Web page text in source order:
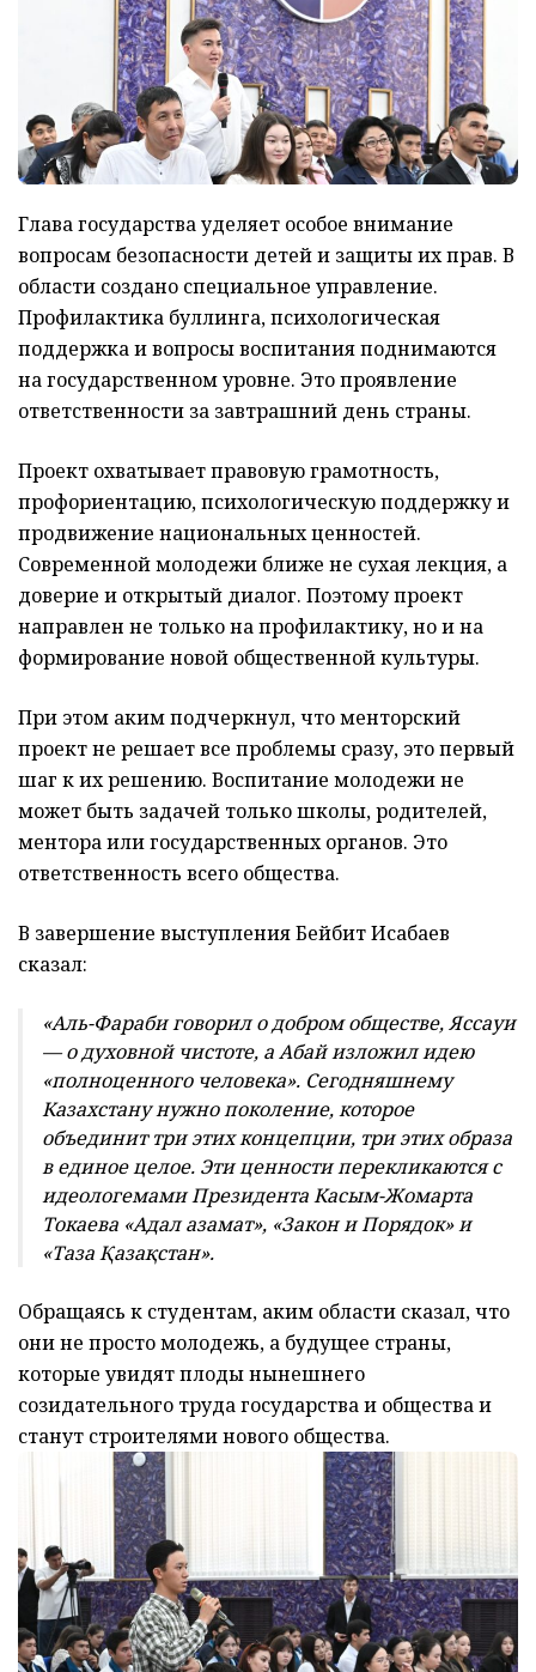
Глава государства уделяет особое внимание
вопросам безопасности детей и защиты их прав. В
области создано специальное управление.
Профилактика буллинга, психологическая
поддержка и вопросы воспитания поднимаются
на государственном уровне. Это проявление
ответственности за завтрашний день страны.
Проект охватывает правовую грамотность,
профориентацию, психологическую поддержку и
продвижение национальных ценностей.
Современной молодежи ближе не сухая лекция, а
доверие и открытый диалог. Поэтому проект
направлен не только на профилактику, но и на
формирование новой общественной культуры.
При этом аким подчеркнул, что менторский
проект не решает все проблемы сразу, это первый
шаг к их решению. Воспитание молодежи не
может быть задачей только школы, родителей,
ментора или государственных органов. Это
ответственность всего общества.
В завершение выступления Бейбит Исабаев
сказал:
«Аль-Фараби говорил о добром обществе, Яссауи
— о духовной чистоте, а Абай изложил идею
«полноценного человека». Сегодняшнему
Казахстану нужно поколение, которое
объединит три этих концепции, три этих образа
в единое целое. Эти ценности перекликаются с
идеологемами Президента Касым-Жомарта
Токаева «Адал азамат», «Закон и Порядок» и
«Таза Қазақстан».
Обращаясь к студентам, аким области сказал, что
они не просто молодежь, а будущее страны,
которые увидят плоды нынешнего
созидательного труда государства и общества и
станут строителями нового общества.